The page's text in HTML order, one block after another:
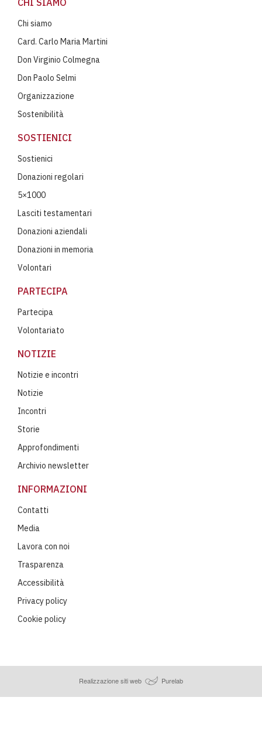
CHI SIAMO
Chi siamo
Card. Carlo Maria Martini
Don Virginio Colmegna
Don Paolo Selmi
Organizzazione
Sostenibilità
SOSTIENICI
Sostienici
Donazioni regolari
5×1000
Lasciti testamentari
Donazioni aziendali
Donazioni in memoria
Volontari
PARTECIPA
Partecipa
Volontariato
NOTIZIE
Notizie e incontri
Notizie
Incontri
Storie
Approfondimenti
Archivio newsletter
INFORMAZIONI
Contatti
Media
Lavora con noi
Trasparenza
Accessibilità
Privacy policy
Cookie policy
Realizzazione siti web Purelab